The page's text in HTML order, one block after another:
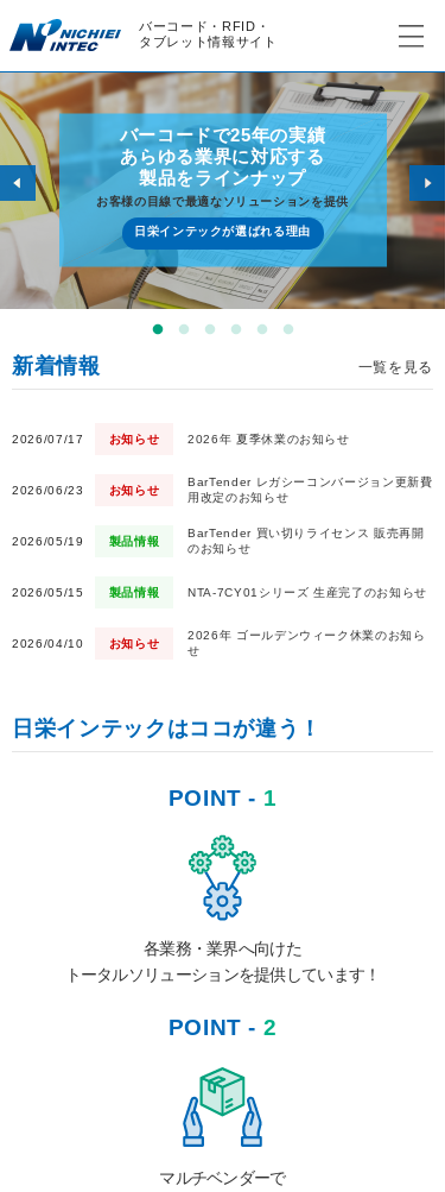
バーコード・RFID・
タブレット情報サイト
バーコードで25年の実績
あらゆる業界に対応する
製品をラインナップ
お客様の目線で最適なソリューションを提供
日栄インテックが選ばれる理由
新着情報 一覧を見る
2026/07/17 お知らせ 2026年 夏季休業のお知らせ
2026/06/23 お知らせ
BarTender レガシーコンバージョン更新費
用改定のお知らせ
2026/05/19 製品情報
BarTender 買い切りライセンス 販売再開
のお知らせ
2026/05/15 製品情報 NTA-7CY01シリーズ 生産完了のお知らせ
2026/04/10 お知らせ
2026年 ゴールデンウィーク休業のお知ら
せ
日栄インテックはココが違う！
POINT - 1
各業務・業界へ向けた
トータルソリューションを提供しています！
POINT - 2
マルチベンダーで